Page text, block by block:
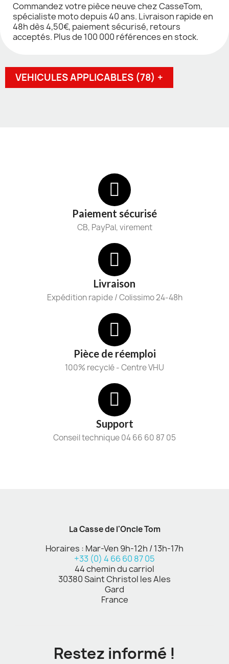
Commandez votre pièce neuve chez CasseTom,
spécialiste moto depuis 40 ans. Livraison rapide en
48h dès 4,50€, paiement sécurisé, retours
acceptés. Plus de 100 000 références en stock.
VEHICULES APPLICABLES (78) +
Paiement sécurisé
CB, PayPal, virement
Livraison
Expédition rapide / Colissimo 24-48h
Pièce de réemploi
100% recyclé - Centre VHU
Support
Conseil technique 04 66 60 87 05
La Casse de l'Oncle Tom
Horaires : Mar-Ven 9h-12h / 13h-17h
+33 (0) 4 66 60 87 05
44 chemin du carriol
30380 Saint Christol les Ales
Gard
France
Restez informé !